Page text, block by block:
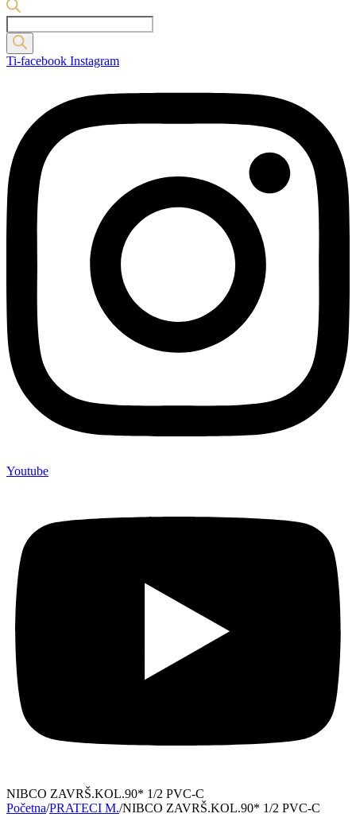
Products
search
Ti-facebook Instagram
Youtube
NIBCO ZAVRŠ.KOL.90* 1/2 PVC-C
Početna/PRATECI M./NIBCO ZAVRŠ.KOL.90* 1/2 PVC-C